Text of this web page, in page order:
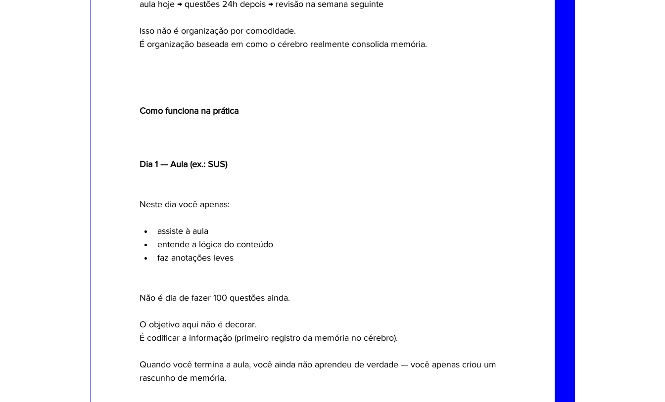
aula hoje → questões 24h depois → revisão na semana seguinte
Isso não é organização por comodidade.
É organização baseada em como o cérebro realmente consolida memória.
Como funciona na prática
Dia 1 — Aula (ex.: SUS)
Neste dia você apenas:
assiste à aula
entende a lógica do conteúdo
faz anotações leves
Não é dia de fazer 100 questões ainda.
O objetivo aqui não é decorar.
É codificar a informação (primeiro registro da memória no cérebro).
Quando você termina a aula, você ainda não aprendeu de verdade — você apenas criou um
rascunho de memória.